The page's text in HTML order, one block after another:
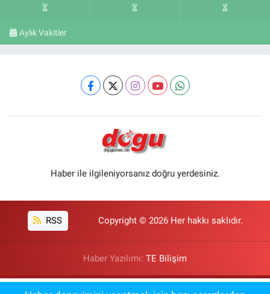
Aylık Vakitler
Haber ile ilgileniyorsanız doğru yerdesiniz.
RSS Copyright © 2026 Her hakkı saklıdır.
Haber Yazılımı: TE Bilişim